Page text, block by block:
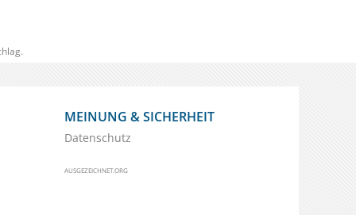
MEINUNG & SICHERHEIT
Datenschutz
AUSGEZEICHNET.ORG